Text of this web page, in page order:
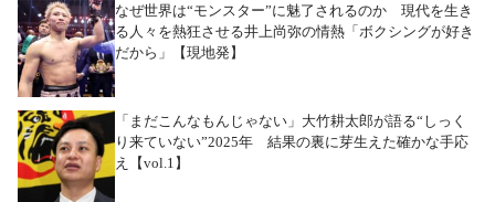
なぜ世界は“モンスター”に魅了されるのか 現代を生き
る人々を熱狂させる井上尚弥の情熱「ボクシングが好き
だから」【現地発】
「まだこんなもんじゃない」大竹耕太郎が語る“しっく
り来ていない”2025年 結果の裏に芽生えた確かな手応
え【vol.1】